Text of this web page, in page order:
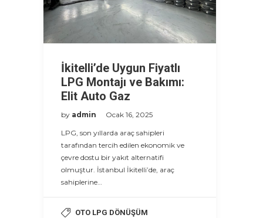
İkitelli’de Uygun Fiyatlı
LPG Montajı ve Bakımı:
Elit Auto Gaz
by admin Ocak 16, 2025
LPG, son yıllarda araç sahipleri
tarafından tercih edilen ekonomik ve
çevre dostu bir yakıt alternatifi
olmuştur. İstanbul İkitelli’de, araç
sahiplerine…
OTO LPG DÖNÜŞÜM